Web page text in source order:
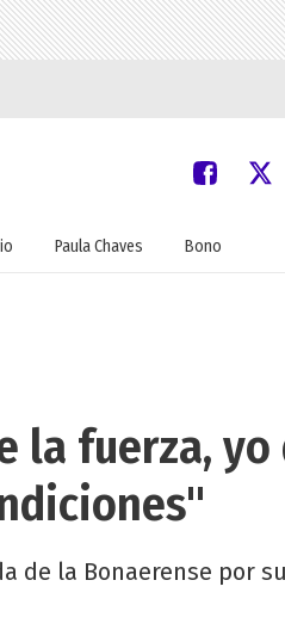
Paula Chaves Bono
la fuerza,
de la Bonaerense por